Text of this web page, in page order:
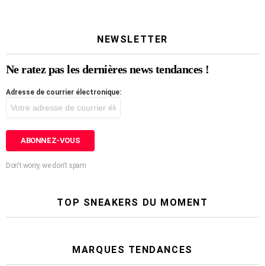
NEWSLETTER
Ne ratez pas les dernières news tendances !
Adresse de courrier électronique:
Don't worry, we don't spam
TOP SNEAKERS DU MOMENT
MARQUES TENDANCES